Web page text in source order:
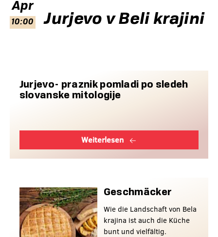
Apr
10:00 Jurjevo v Beli krajini
Jurjevo- praznik pomladi po sledeh
slovanske mitologije
Weiterlesen
Geschmäcker
Wie die Landschaft von Bela
krajina ist auch die Küche
bunt und vielfältig.